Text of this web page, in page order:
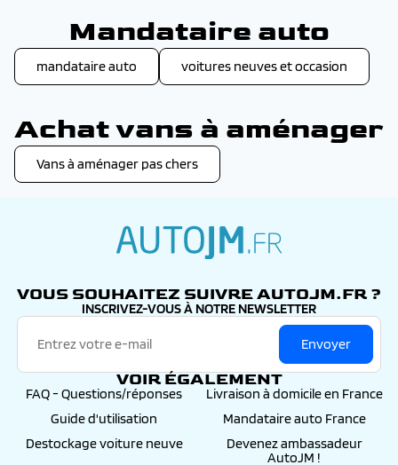
Mandataire auto
mandataire auto voitures neuves et occasion
Achat vans à aménager
Vans à aménager pas chers
VOUS SOUHAITEZ SUIVRE AUTOJM.FR ?
INSCRIVEZ-VOUS À NOTRE NEWSLETTER
Envoyer
VOIR ÉGALEMENT
FAQ - Questions/réponses
Livraison à domicile en France
Guide d'utilisation
Mandataire auto France
Destockage voiture neuve
Devenez ambassadeur
AutoJM !